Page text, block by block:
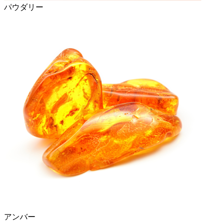
パウダリー
アンバー